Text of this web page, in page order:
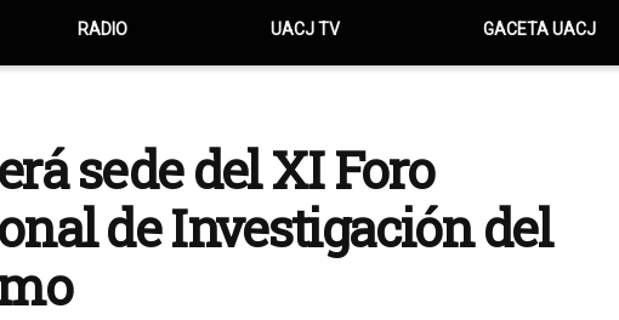
RADIO UACJ TV GACETA UACJ
sede del XI Foro
de Investigación del